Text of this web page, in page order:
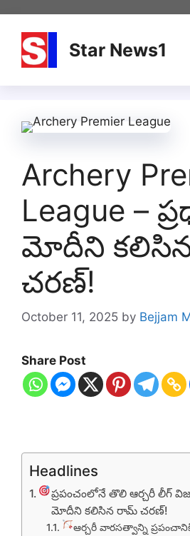
content
Star News1
Archery
League –
మోదీని
చరణ్!
October 11, 2025 by Bejjam
Share Post
Headlines
ప్రపంచంలోనే తొలి ఆర్చరీ లీగ్
మోదీని కలిసిన రామ్ చరణ్!
ఆర్చరీ వారసత్వాన్ని